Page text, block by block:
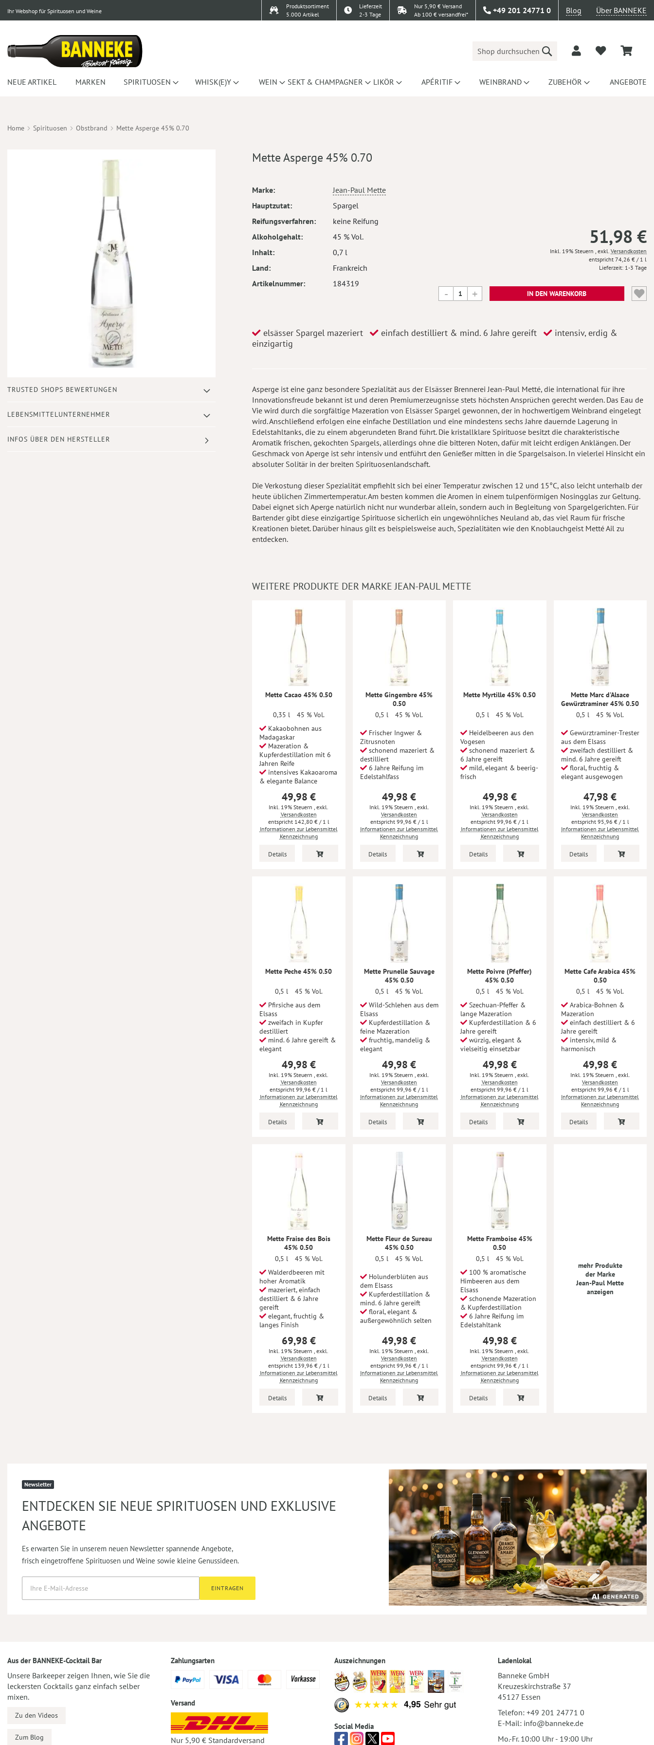
Ihr Webshop für Spirituosen und Weine
Produktsortiment
5.000 Artikel
Lieferzeit
2-3 Tage
Nur 5,90 € Versand
Ab 100 € versandfrei*
+49 201 24771 0 Blog Über BANNEKE
Suche
NEUE ARTIKEL MARKEN SPIRITUOSEN WHISK(E)Y WEIN SEKT & CHAMPAGNER LIKÖR APÉRITIF WEINBRAND ZUBEHÖR ANGEBOTE
Home Spirituosen Obstbrand Mette Asperge 45% 0.70
Anfang
Bildergalerie
TRUSTED SHOPS BEWERTUNGEN
LEBENSMITTELUNTERNEHMER
INFOS ÜBER DEN HERSTELLER
Mette Asperge 45% 0.70
Mehr
Marke
Jean-Paul Mette
Hauptzutat
Spargel
Reifungsverfahren
keine Reifung
Alkoholgehalt
45 % Vol.
Inhalt
0,7 l
Land
Frankreich
Artikelnummer
184319
51,98 €
Inkl. 19% Steuern , exkl. Versandkosten
74,26 € / 1 l
Lieferzeit 1-3 Tage
IN DEN WARENKORB
elsässer Spargel mazeriert einfach destilliert & mind. 6 Jahre gereift
intensiv, erdig &
einzigartig
Asperge ist eine ganz besondere Spezialität aus der Elsässer Brennerei Jean-Paul Metté, die international für ihre
Innovationsfreude bekannt ist und deren Premiumerzeugnisse stets höchsten Ansprüchen gerecht werden. Das Eau de
Vie wird durch die sorgfältige Mazeration von Elsässer Spargel gewonnen, der in hochwertigem Weinbrand eingelegt
wird. Anschließend erfolgen eine einfache Destillation und eine mindestens sechs Jahre dauernde Lagerung in
Edelstahltanks, die zu einem abgerundeten Brand führt. Die kristallklare Spirituose besitzt die charakteristische
Aromatik frischen, gekochten Spargels, allerdings ohne die bitteren Noten, dafür mit leicht erdigen Anklängen. Der
Geschmack von Aperge ist sehr intensiv und entführt den Genießer mitten in die Spargelsaison. In vielerlei Hinsicht ein
absoluter Solitär in der breiten Spirituosenlandschaft.
Die Verkostung dieser Spezialität empfiehlt sich bei einer Temperatur zwischen 12 und 15°C, also leicht unterhalb der
heute üblichen Zimmertemperatur. Am besten kommen die Aromen in einem tulpenförmigen Nosingglas zur Geltung.
Dabei eignet sich Aperge natürlich nicht nur wunderbar allein, sondern auch in Begleitung von Spargelgerichten. Für
Bartender gibt diese einzigartige Spirituose sicherlich ein ungewöhnliches Neuland ab, das viel Raum für frische
Kreationen bietet. Darüber hinaus gilt es beispielsweise auch, Spezialitäten wie den Knoblauchgeist Metté Ail zu
entdecken.
WEITERE PRODUKTE DER MARKE JEAN-PAUL METTE
Mette Cacao 45% 0.50
0,35 l
45 % Vol.
Kakaobohnen aus
Madagaskar
Mazeration &
Kupferdestillation mit 6
Jahren Reife
intensives Kakaoaroma
& elegante Balance
49,98 €
Inkl. 19% Steuern, exkl.
Versandkosten
142,80 €/ 1 l
Informationen zur Lebensmittel
Kennzeichnung
Details
Mette Gingembre 45%
0.50
0,5 l
45 % Vol.
Frischer Ingwer &
Zitrusnoten
schonend mazeriert &
destilliert
6 Jahre Reifung im
Edelstahlfass
49,98 €
Inkl. 19% Steuern , exkl.
Versandkosten
99,96 €/ 1 l
Informationen zur Lebensmittel
Kennzeichnung
Details
Mette Myrtille 45% 0.50
0,5 l 45 % Vol.
Heidelbeeren aus den
Vogesen
schonend mazeriert &
6 Jahre gereift
mild, elegant & beerig-
frisch
49,98 €
Inkl. 19% Steuern, exkl.
Versandkosten
99,96 € / 1 l
Informationen zur Lebensmittel
Kennzeichnung
Details
Mette Marc d'Alsace
Gewürztraminer 45% 0.50
0,5 l
45 % Vol.
Gewürztraminer-Trester
aus dem Elsass
zweifach destilliert &
mind. 6 Jahre gereift
floral, fruchtig &
elegant ausgewogen
47,98 €
Inkl. 19% Steuern , exkl.
Versandkosten
95,96 €/ 1 l
Informationen zur Lebensmittel
Kennzeichnung
Details
Mette Peche 45% 0.50
0,5 l
45 % Vol.
Pfirsiche aus dem
Elsass
zweifach in Kupfer
destilliert
mind. 6 Jahre gereift &
elegant
49,98 €
Inkl. 19% Steuern
exkl.
Versandkosten
99,96 € / 1 l
Informationen zur Lebensmittel
Kennzeichnung
Details
Mette Prunelle Sauvage
45% 0.50
0,5 l
45 % Vol.
Wild-Schlehen aus dem
Elsass
Kupferdestillation &
feine Mazeration
fruchtig, mandelig &
elegant
49,98 €
Inkl. 19% Steuern exkl.
Versandkosten
99,96 € / 1 l
Informationen zur Lebensmittel
Kennzeichnung
Details
Mette Poivre (Pfeffer)
45% 0.50
0,5 l
45 % Vol.
Szechuan-Pfeffer &
lange Mazeration
Kupferdestillation & 6
Jahre gereift
würzig, elegant &
vielseitig einsetzbar
49,98 €
Inkl. 19% Steuern
exkl.
Versandkosten
99,96 € / 1 l
Informationen zur Lebensmittel
Kennzeichnung
Details
Mette Cafe Arabica 45%
0.50
0,5 l
45 % Vol.
Arabica-Bohnen &
Mazeration
einfach destilliert & 6
Jahre gereift
intensiv, mild &
harmonisch
49,98 €
Inkl. 19% Steuern exkl.
Versandkosten
99,96 € / 1 l
Informationen zur Lebensmittel
Kennzeichnung
Details
Mette Fraise des Bois
45% 0.50
0,5 l
45 % Vol.
Walderdbeeren mit
hoher Aromatik
mazeriert, einfach
destilliert & 6 Jahre
gereift
elegant, fruchtig &
langes Finish
69,98 €
Inkl. 19% Steuern, exkl.
Versandkosten
139,96 €/ 1 l
Informationen zur Lebensmittel
Kennzeichnung
Details
Mette Fleur de Sureau
45% 0.50
0,5 l
45 % Vol.
Holunderblüten aus
dem Elsass
Kupferdestillation &
mind. 6 Jahre gereift
floral, elegant &
außergewöhnlich selten
49,98 €
Inkl. 19% Steuern , exkl.
Versandkosten
99,96 €/ 1 l
Informationen zur Lebensmittel
Kennzeichnung
Details
Mette Framboise 45%
0.50
0,5 l
45 % Vol.
100 % aromatische
Himbeeren aus dem
Elsass
schonende Mazeration
& Kupferdestillation
6 Jahre Reifung im
Edelstahltank
49,98 €
Inkl. 19% Steuern, exkl.
Versandkosten
99,96 € / 1 l
Informationen zur Lebensmittel
Kennzeichnung
Details
mehr Produkte
der Marke
Jean-Paul Mette
anzeigen
Newsletter
ENTDECKEN SIE NEUE SPIRITUOSEN UND EXKLUSIVE
ANGEBOTE
Es erwarten Sie in unserem neuen Newsletter spannende Angebote,
frisch eingetroffene Spirituosen und Weine sowie kleine Genussideen.
EINTRAGEN
Aus der BANNEKE-Cocktail Bar
Unsere Barkeeper zeigen Ihnen, wie Sie die
leckersten Cocktails ganz einfach selber
mixen.
Zu den Videos
Zum Blog
Zahlungsarten
Versand
Nur 5,90 € Standardversand
Auszeichnungen
Social Media
Ladenlokal
Banneke GmbH
Kreuzeskirchstraße 37
45127 Essen
Telefon: +49 201 24771 0
E-Mail: info@banneke.de
Mo.-Fr. 10:00 Uhr - 19:00 Uhr